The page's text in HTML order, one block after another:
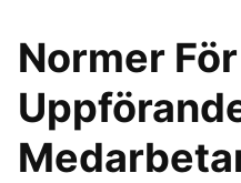
Normer